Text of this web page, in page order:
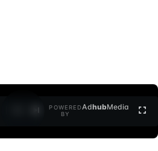
POWERED
BY
AdhubMedia